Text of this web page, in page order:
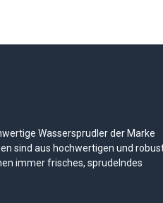
Wassersprudler der Marke
sind aus hochwertigen und
immer frisches, sprudelndes